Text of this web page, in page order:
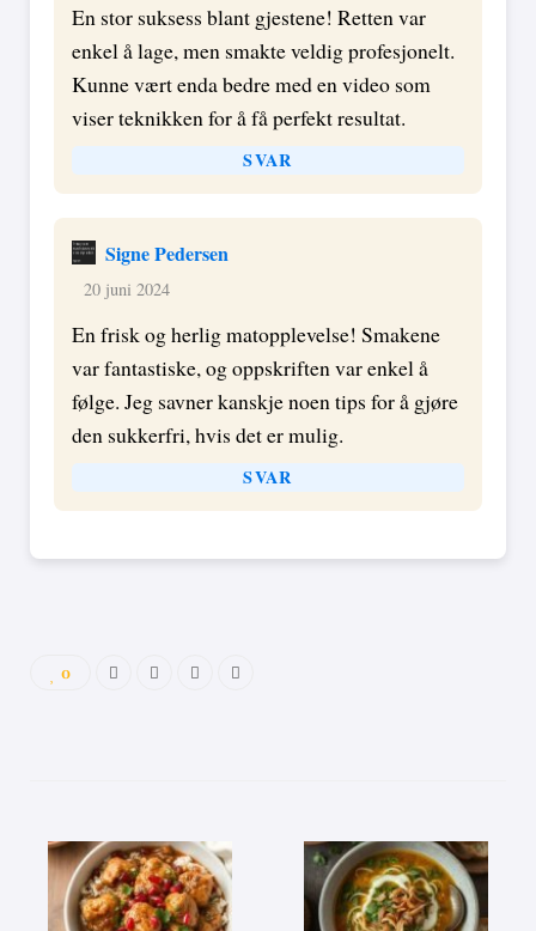
En stor suksess blant gjestene! Retten var
enkel å lage, men smakte veldig profesjonelt.
Kunne vært enda bedre med en video som
viser teknikken for å få perfekt resultat.
SVAR
Signe Pedersen
20 juni 2024
En frisk og herlig matopplevelse! Smakene
var fantastiske, og oppskriften var enkel å
følge. Jeg savner kanskje noen tips for å gjøre
den sukkerfri, hvis det er mulig.
SVAR
0